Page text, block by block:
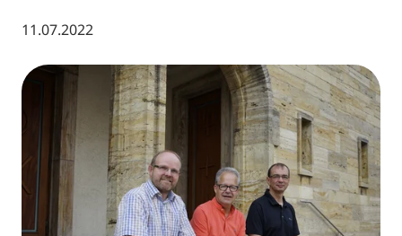
11.07.2022